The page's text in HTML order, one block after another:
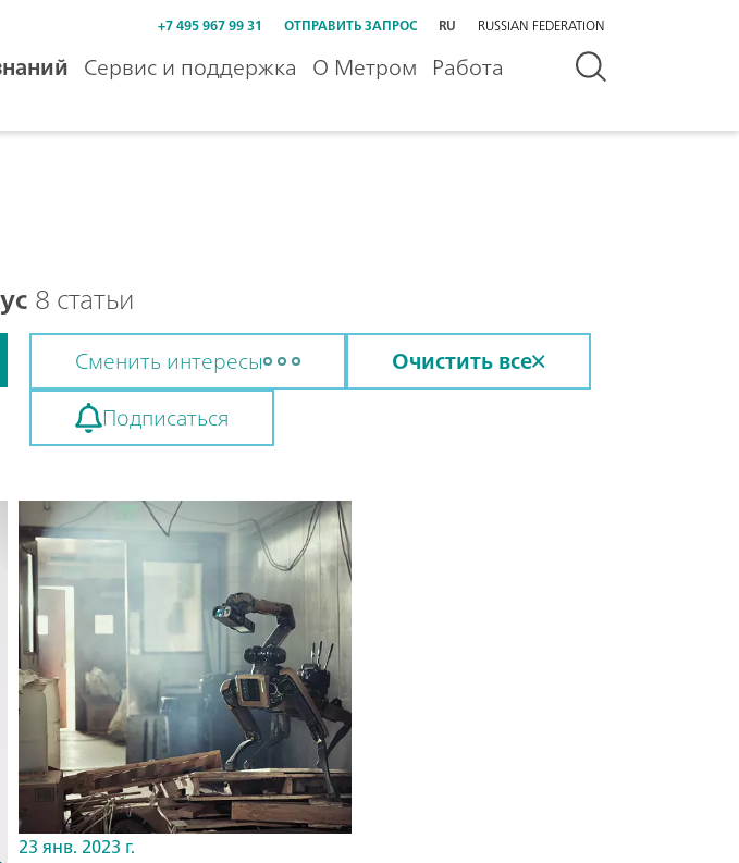
+7 495 967 99 31 ОТПРАВИТЬ ЗАПРОС RU RUSSIAN FEDERATION
Сервис и поддержка О Метром Работа
8 статьи
Сменить интересы
Очистить все
Подписаться
23 янв. 2023 г.